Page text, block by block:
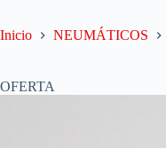
Inicio NEUMÁTICOS
OFERTA